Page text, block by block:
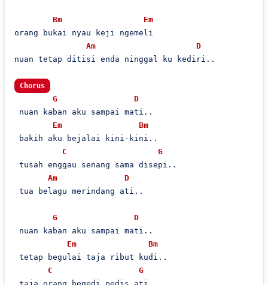
Bm
Em
orang bukai nyau keji ngemeli
Am
D
nuan tetap ditisi enda ninggal ku kediri..
Chorus
G
D
nuan kaban aku sampai mati..
Em
Bm
bakih aku bejalai kini-kini..
C
G
tusah enggau senang sama disepi..
Am
D
tua belagu merindang ati..
G
D
nuan kaban aku sampai mati..
Em
Bm
tetap begulai taja ribut kudi..
C
G